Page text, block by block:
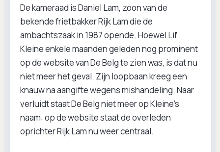
De kameraad is Daniel Lam, zoon van de
bekende frietbakker Rijk Lam die de
ambachtszaak in 1987 opende. Hoewel Lil’
Kleine enkele maanden geleden nog prominent
op de website van De Belg te zien was, is dat nu
niet meer het geval. Zijn loopbaan kreeg een
knauw na aangifte wegens mishandeling. Naar
verluidt staat De Belg niet meer op Kleine’s
naam: op de website staat de overleden
oprichter Rijk Lam nu weer centraal.